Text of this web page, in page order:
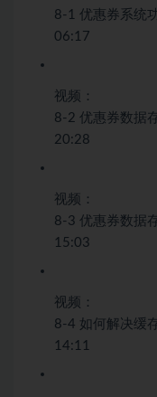
8-1 优惠券系统
06:17
视频：
8-2 优惠券数据
20:28
视频：
8-3 优惠券数据
15:03
视频：
8-4 如何解决缓
14:11